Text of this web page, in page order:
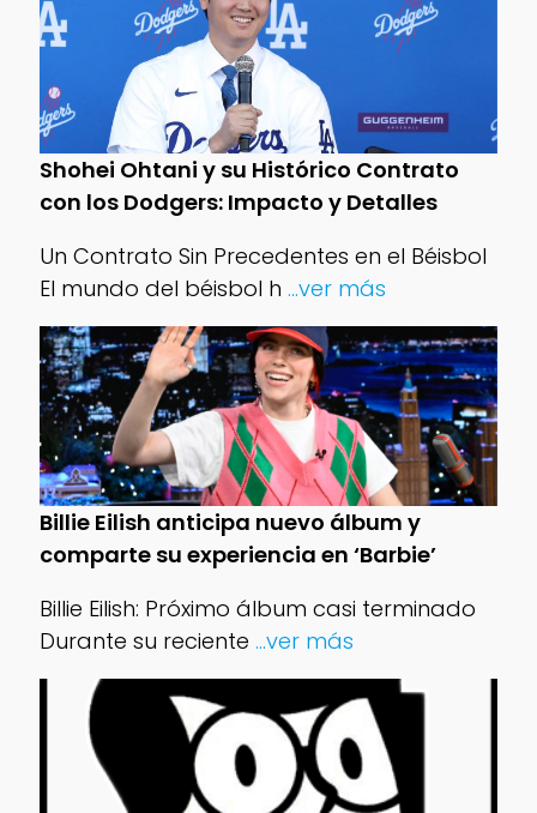
Shohei Ohtani y su Histórico Contrato
con los Dodgers: Impacto y Detalles
Un Contrato Sin Precedentes en el Béisbol
El mundo del béisbol h ...ver más
Billie Eilish anticipa nuevo álbum y
comparte su experiencia en ‘Barbie’
Billie Eilish: Próximo álbum casi terminado
Durante su reciente ...ver más